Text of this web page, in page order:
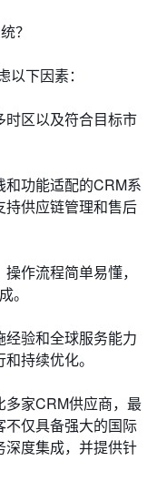
？
下因素：
时区以及符合目标市
功能适配的CRM系
供应链管理和售后
作流程简单易懂，
。
验和全球服务能力
持续优化。
多家CRM供应商，最
仅具备强大的国际
度集成，并提供针